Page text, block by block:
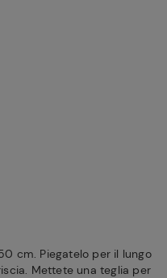
cm. Piegatelo per il lungo
Mettete una teglia per